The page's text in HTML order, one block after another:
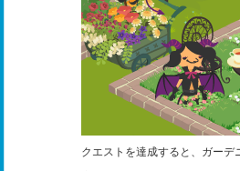
クエストを達成すると、ガー